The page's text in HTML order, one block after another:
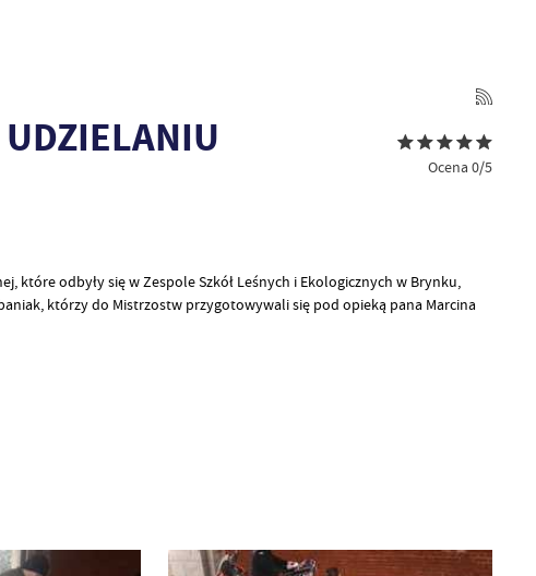
Ocena 0/5
które odbyły się w Zespole Szkół Leśnych i Ekologicznych w Brynku,
którzy do Mistrzostw przygotowywali się pod opieką pana Marcina